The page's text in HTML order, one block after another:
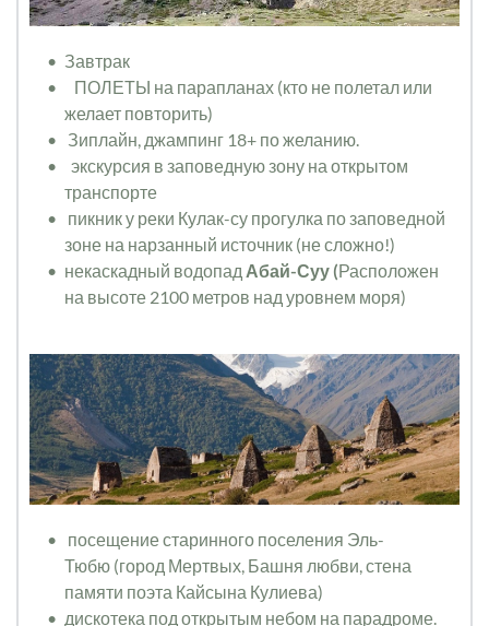
Завтрак
ПОЛЕТЫ на парапланах (кто не полетал или
желает повторить)
Зиплайн, джампинг 18+ по желанию.
экскурсия в заповедную зону на открытом
транспорте
пикник у реки Кулак-су прогулка по заповедной
зоне на нарзанный источник (не сложно!)
некаскадный водопад Абай-Суу (Расположен
на высоте 2100 метров над уровнем моря)
посещение старинного поселения Эль-
Тюбю (город Мертвых, Башня любви, стена
памяти поэта Кайсына Кулиева)
дискотека под открытым небом на парадроме.